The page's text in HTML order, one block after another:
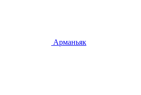
Арманьяк